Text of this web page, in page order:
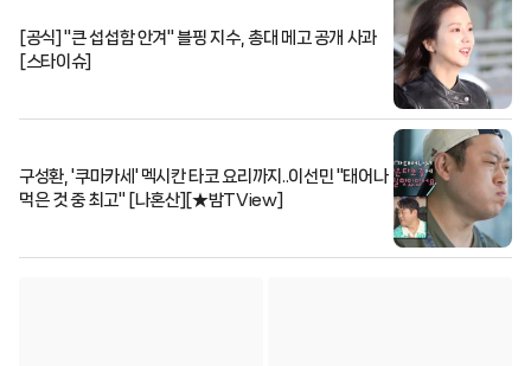
[공식] "큰 섭섭함 안겨" 블핑 지수, 총대 메고 공개 사과
[스타이슈]
구성환, '쿠마카세' 멕시칸 타코 요리까지..이선민 "태어나
먹은 것 중 최고" [나혼산][★밤TView]